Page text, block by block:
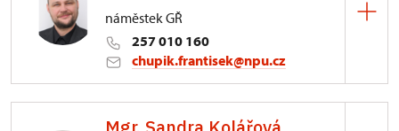
náměstek GŘ
257 010 160
chupik.frantisek@npu.cz